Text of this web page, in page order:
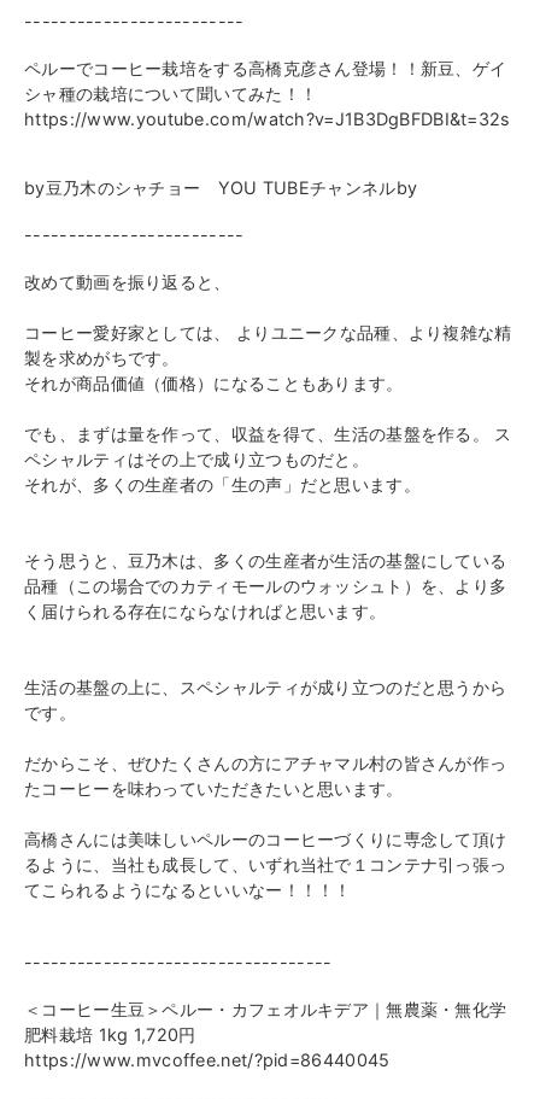
-------------------------
ペルーでコーヒー栽培をする高橋克彦さん登場！！新豆、ゲイ
シャ種の栽培について聞いてみた！！
https://www.youtube.com/watch?v=J1B3DgBFDBI&t=32s
by豆乃木のシャチョー YOU TUBEチャンネルby
-------------------------
改めて動画を振り返ると、
コーヒー愛好家としては、 よりユニークな品種、より複雑な精
製を求めがちです。
それが商品価値（価格）になることもあります。
でも、まずは量を作って、収益を得て、生活の基盤を作る。 ス
ペシャルティはその上で成り立つものだと。
それが、多くの生産者の「生の声」だと思います。
そう思うと、豆乃木は、多くの生産者が生活の基盤にしている
品種（この場合でのカティモールのウォッシュト）を、より多
く届けられる存在にならなければと思います。
生活の基盤の上に、スペシャルティが成り立つのだと思うから
です。
だからこそ、ぜひたくさんの方にアチャマル村の皆さんが作っ
たコーヒーを味わっていただきたいと 思います。
高橋さんには美味しいペルーのコーヒーづくりに専念して頂け
るように、当社も成長して、いずれ当社で１コンテナ引っ張っ
てこられるようになるといいなー！！！！
-----------------------------------
＜コーヒー生豆＞ペルー・カフェオルキデア｜無農薬・無化学
肥料栽培 1kg 1,720円
https://www.mvcoffee.net/?pid=86440045